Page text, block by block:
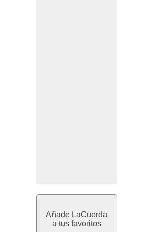
Añade LaCuerda
a tus favoritos